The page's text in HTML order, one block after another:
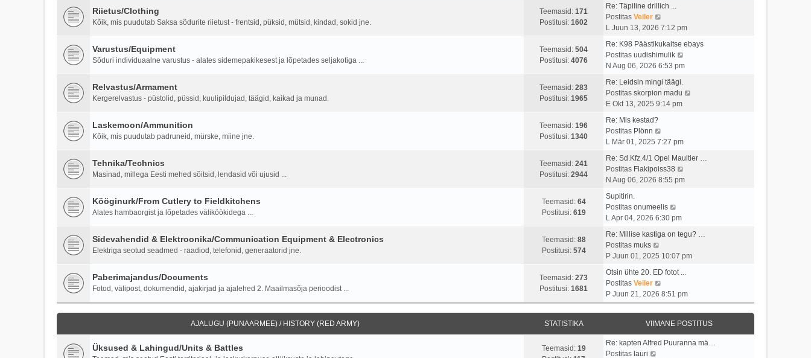
t
i
t
u
t
o
t
i
t
u
t
a
t
o
s
t
i
u
v
i
i
m
s
t
p
t
t
u
s
Riietus/Clothing
Kõik, mis puudutab Saksa sõdurite riietust - frentsid, püksid, mütsid, kindad, sokid jne.
Teemasid: 171
Postitusi: 1602
Re: Täpiline drillich ...
Postitas Veiler
a
t
a
v
i
m
p
o
s
t
u
s
t
L Juun 13, 2026 7:12 pm
Varustus/Equipment
Sõduri individuaalne varustus - alates sidemepakikesest ja lõpetades seljakotiga ...
Teemasid: 504
Postitusi: 4076
Re: K98 Päästikukaitse ebays
Postitas uudishimulik
a
a
s
p
t
s
N Aug 06, 2026 6:53 pm
Relvastus/Armament
Kergerelvastus - püstolid, püssid, kuulipildujad, täägid, kaikad ja munad.
Teemasid: 283
Postitusi: 1965
Re: Leidsin mingi täägi.
Postitas skorpion madu
i
o
t
E Okt 13, 2025 9:14 pm
Laskemoon/Ammunition
Kõik, mis puudutab padruneid, mürske, miine jne.
Teemasid: 196
Postitusi: 1340
Re: Mis kestad?
Postitas Plönn
a
t
a
v
i
m
s
p
o
t
i
t
u
s
L Mär 01, 2025 7:27 pm
Tehnika/Technics
Masinad, millega Eesti mehed sõitsid, lendasid või ujusid ...
Teemasid: 241
Postitusi: 2944
Re: Sd.Kfz.4/1 Opel Maultier …
Postitas Flakipoiss38
a
i
m
s
p
s
i
N Aug 06, 2026 8:55 pm
Kööginurk/From Cutlery to Fieldkitchens
Alates hambaorgist ja lõpetades väliköökidega ...
Teemasid: 64
Postitusi: 619
Supitirin.
Postitas onumeelis
a
t
v
i
m
a
s
t
p
o
L Apr 04, 2026 6:30 pm
Sidevahendid & Elektroonika/Communication Equipment & Electronics
Elektriga seotud seadmed - raadiod, telefonid, generaatorid jne.
Teemasid: 88
Postitusi: 574
Re: Millise kastiga on tegu? …
Postitas muks
a
t
a
v
i
a
P Juun 01, 2025 10:07 pm
Paberimajandus/Documents
Fotod, välipost, dokumendid, ajakirjad ja ajalehed 2. Maailmasõja perioodist ...
Teemasid: 273
Postitusi: 1681
Otsin ühte 20. ED fotot ...
Postitas Veiler
a
a
t
a
v
P Juun 21, 2026 8:51 pm
AJALUGU (PUNAARMEE) / HISTORY (RED ARMY) STATISTIKA VIIMANE POSTITUS
Üksused & Lahingud/Units & Battles Teemasid: 19
Re: kapten Alfred Puuranna mä…
Postitas lauri